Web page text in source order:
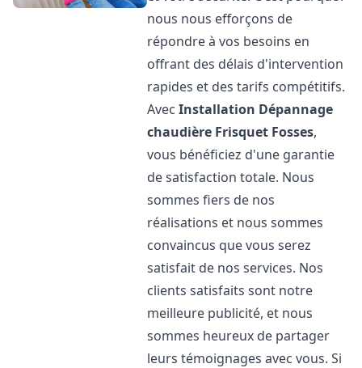
nous nous efforçons de
répondre à vos besoins en
offrant des délais d'intervention
rapides et des tarifs compétitifs.
AvecInstallation Dépannage
chaudière Frisquet Fosses,
vous bénéficiez d'une garantie
de satisfaction totale. Nous
sommes fiers de nos
réalisations et nous sommes
convaincus que vous serez
satisfait de nos services. Nos
clients satisfaits sont notre
meilleure publicité, et nous
sommes heureux de partager
leurs témoignages avec vous. Si